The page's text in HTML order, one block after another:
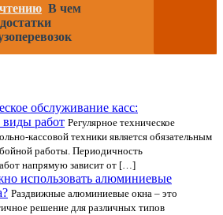
В чем
обслуживание касс:
виды работ Регулярное техническое
кассовой техники является обязательным
работы. Периодичность
напрямую зависит от […]
использовать алюминиевые
Раздвижные алюминиевые окна – это
решение для различных типов